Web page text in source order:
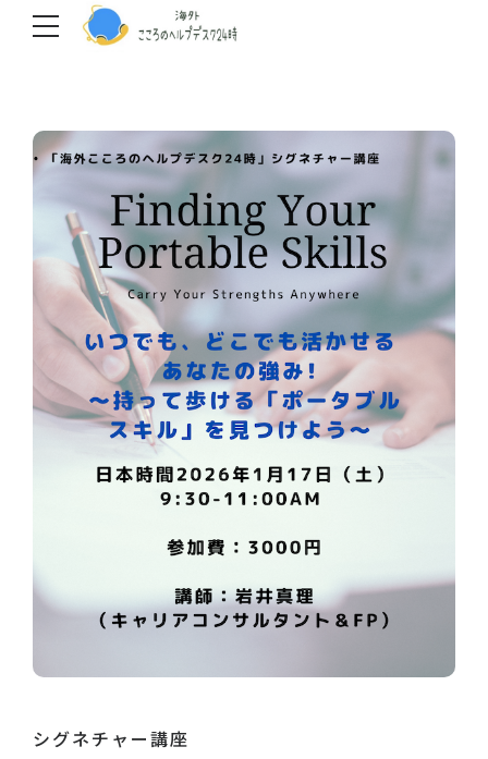
シグネチャー講座